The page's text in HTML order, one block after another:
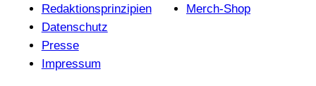
Redak­ti­ons­prin­zi­pien
Daten­schutz
Presse
Impressum
Merch-Shop